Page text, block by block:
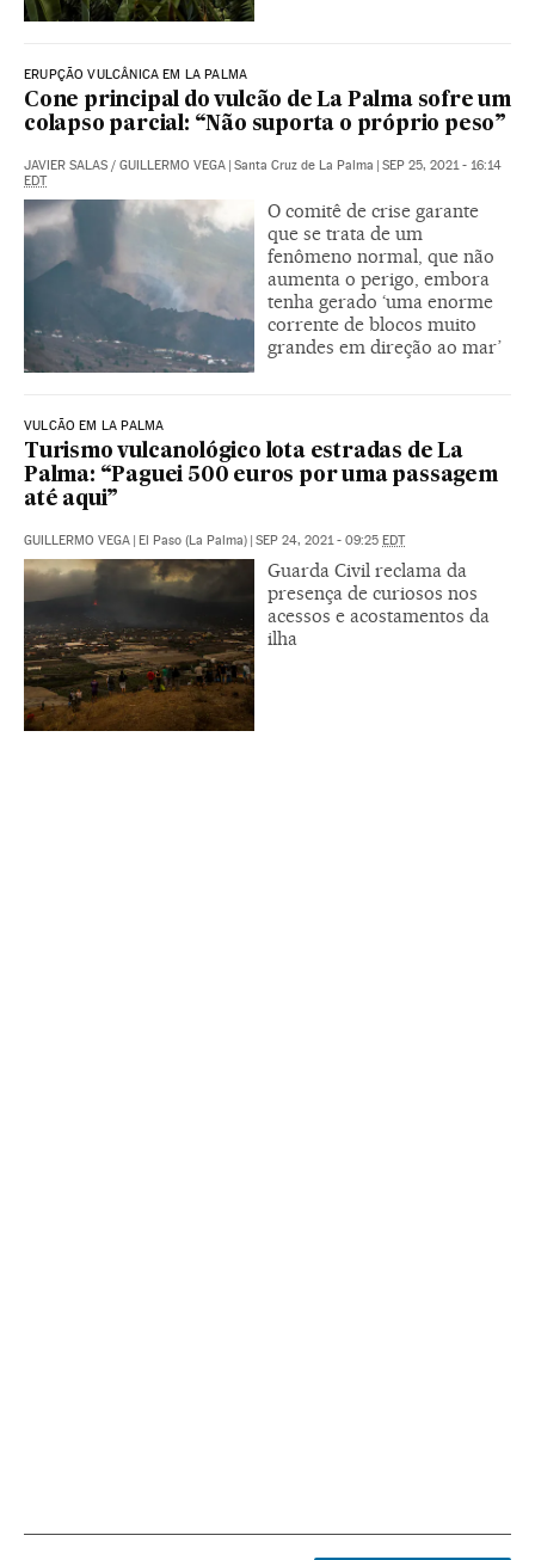
ERUPÇÃO VULCÂNICA EM LA PALMA
Cone principal do vulcão de La Palma sofre um
colapso parcial: “Não suporta o próprio peso”
JAVIER SALAS / GUILLERMO VEGA | Santa Cruz de La Palma | SEP 25, 2021 - 16:14
EDT
O comitê de crise garante
que se trata de um
fenômeno normal, que não
aumenta o perigo, embora
tenha gerado ‘uma enorme
corrente de blocos muito
grandes em direção ao mar’
VULCÃO EM LA PALMA
Turismo vulcanológico lota estradas de La
Palma: “Paguei 500 euros por uma passagem
até aqui”
GUILLERMO VEGA | El Paso (La Palma) | SEP 24, 2021 - 09:25 EDT
Guarda Civil reclama da
presença de curiosos nos
acessos e acostamentos da
ilha